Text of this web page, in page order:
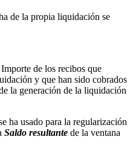
de la propia liquidación se
Importe de los recibos que
y que han sido cobrados
la generación de la liquidación
ha usado para la regularización
Saldo resultante de la ventana